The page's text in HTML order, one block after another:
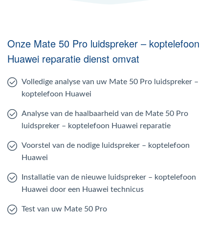
Onze Mate 50 Pro luidspreker – koptelefoon
Huawei reparatie dienst omvat
Volledige analyse van uw Mate 50 Pro luidspreker –
koptelefoon Huawei
Analyse van de haalbaarheid van de Mate 50 Pro
luidspreker – koptelefoon Huawei reparatie
Voorstel van de nodige luidspreker – koptelefoon
Huawei
Installatie van de nieuwe luidspreker – koptelefoon
Huawei door een Huawei technicus
Test van uw Mate 50 Pro